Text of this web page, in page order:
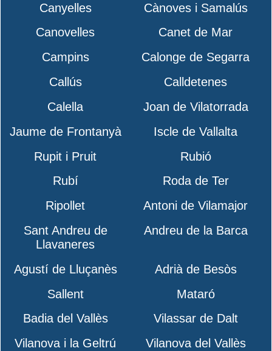
Canyelles
Cànoves i Samalús
Canovelles
Canet de Mar
Campins
Calonge de Segarra
Callús
Calldetenes
Calella
Joan de Vilatorrada
Jaume de Frontanyà
Iscle de Vallalta
Rupit i Pruit
Rubió
Rubí
Roda de Ter
Ripollet
Antoni de Vilamajor
Sant Andreu de
Llavaneres
Andreu de la Barca
Agustí de Lluçanès
Adrià de Besòs
Sallent
Mataró
Badia del Vallès
Vilassar de Dalt
Vilanova i la Geltrú
Vilanova del Vallès